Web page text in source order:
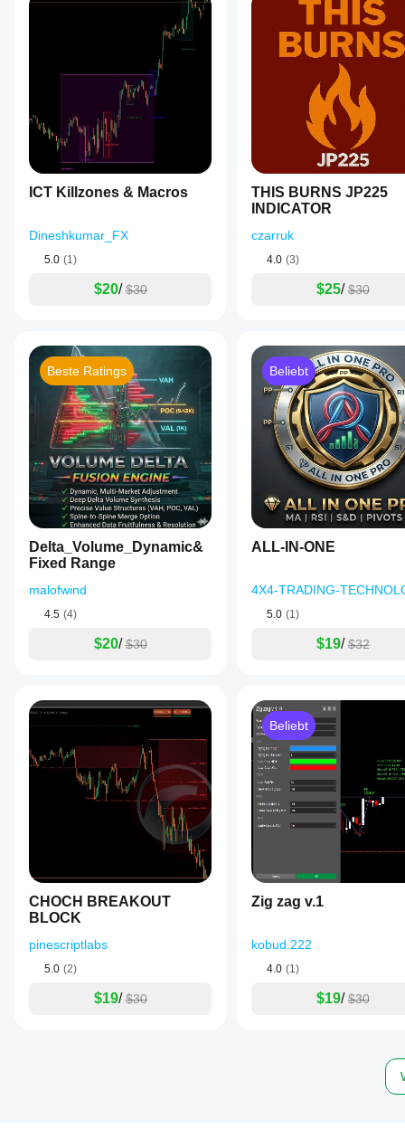
ICT Killzones & Macros
Dineshkumar_FX
5.0 (1)
$20/ $30
THIS BURNS JP225
INDICATOR
czarruk
4.0 (3)
$25/ $30
Beste Ratings
Delta_Volume_Dynamic&
Fixed Range
malofwind
4.5 (4)
$20/ $30
Beliebt
ALL-IN-ONE
4X4-TRADING-
5.0 (1)
$19/ $32
CHOCH BREAKOUT
BLOCK
pinescriptlabs
5.0 (2)
$19/ $30
Beliebt
Zig zag v.1
kobud.222
4.0 (1)
$19/ $30